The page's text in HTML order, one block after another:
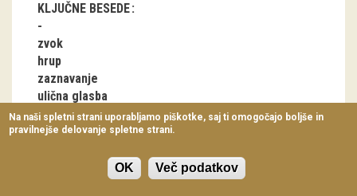
Koledar dogodkov
Prireditve
Predavanja
Delavnice
Vodeni ogledi
KLJUČNE BESEDE
zvok
hrup
zaznavanje
ulična glasba
cerkveni zvonovi
mesta
Na naši spletni strani uporabljamo piškotke, saj ti omogočajo boljše in
pravilnejše delovanje spletne strani.
OK Več podatkov